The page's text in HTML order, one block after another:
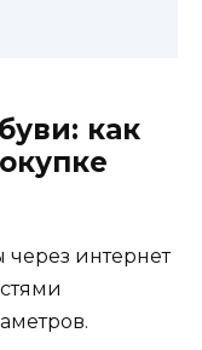
как
интернет